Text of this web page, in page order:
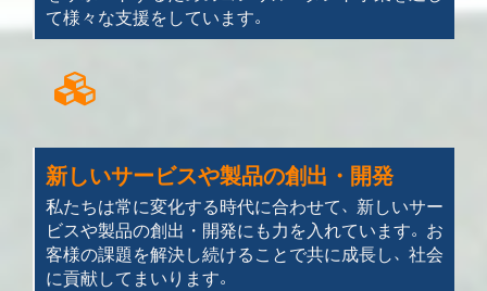
て様々な支援をしています。
新しいサービスや製品の創出・開発
私たちは常に変化する時代に合わせて、新しいサー
ビスや製品の創出・開発にも力を入れています。お
客様の課題を解決し続けることで共に成長し、社会
に貢献してまいります。